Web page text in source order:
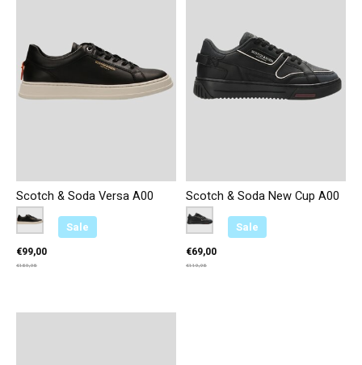
Sale
Scotch & Soda Versa A00
Color: — Zwart
Zwart
€99,00
€159,95
Sale
Scotch & Soda New Cup A00
Color: — Zwart
Zwart
€69,00
€119,95